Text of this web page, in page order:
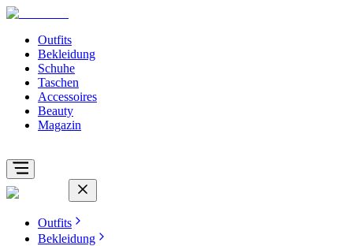
Outfits
Bekleidung
Schuhe
Taschen
Accessoires
Beauty
Magazin
Outfits
Bekleidung